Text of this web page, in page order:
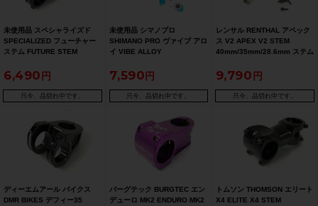
未使用品 スペシャライズド
SPECIALIZED フューチャー
ステム FUTURE STEM
ステム
6,490
只今、品切れ中です。
未使用品 シマノプロ
SHIMANO PRO ヴァイブ アロ
イ VIBE ALLOY
ステム 〇
7,590
只今、品切れ中です。
レンサル RENTHAL アペック
ス V2 APEX V2 STEM
40mm/35mm/28.6mm ステム
9,790
只今、品切れ中です。
ディーエムアール バイクス
DMR BIKES デフィー35
バーグテック BURGTEC エン
デューロ MK2 ENDURO MK2
トムソン THOMSON エリート
X4 ELITE X4 STEM